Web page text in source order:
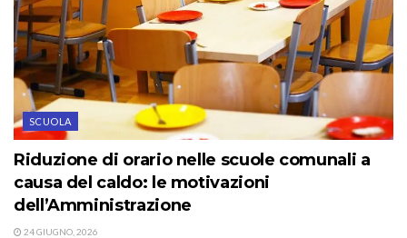
SCUOLA
Riduzione di orario nelle scuole comunali a
causa del caldo: le motivazioni
dell’Amministrazione
24 GIUGNO, 2026